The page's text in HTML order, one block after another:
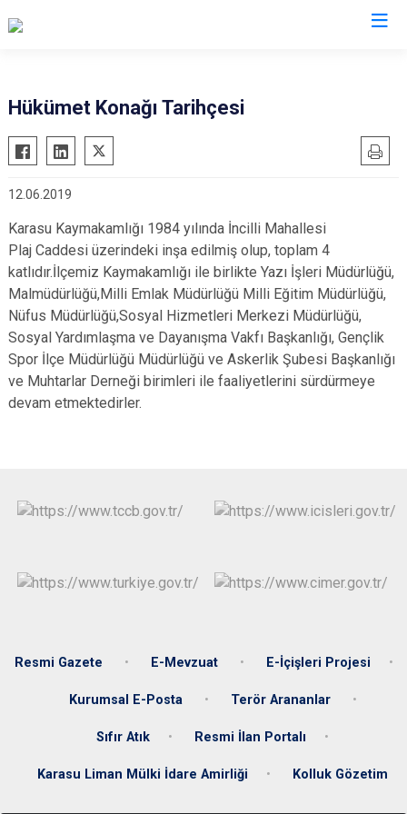
Akyazı
Ferizli
Geyve
Hendek
Karapürçek
Karasu
Kaynarca
Kocaali
Taraklı
Adapazarı
Arifiye
Erenler
Serdivan
Hükümet Konağı Tarihçesi
12.06.2019
Karasu Kaymakamlığı 1984 yılında İncilli Mahallesi
Plaj Caddesi üzerindeki inşa edilmiş olup, toplam 4
katlıdır.İlçemiz Kaymakamlığı ile birlikte Yazı İşleri Müdürlüğü,
Malmüdürlüğü,Milli Emlak Müdürlüğü Milli Eğitim Müdürlüğü,
Nüfus Müdürlüğü,Sosyal Hizmetleri Merkezi Müdürlüğü,
Sosyal Yardımlaşma ve Dayanışma Vakfı Başkanlığı, Gençlik
Spor İlçe Müdürlüğü Müdürlüğü ve Askerlik Şubesi Başkanlığı
ve Muhtarlar Derneği birimleri ile faaliyetlerini sürdürmeye
devam etmektedirler.
Resmi Gazete E-Mevzuat E-İçişleri Projesi
Kurumsal E-Posta Terör Arananlar
Sıfır Atık Resmi İlan Portalı
Karasu Liman Mülki İdare Amirliği Kolluk Gözetim